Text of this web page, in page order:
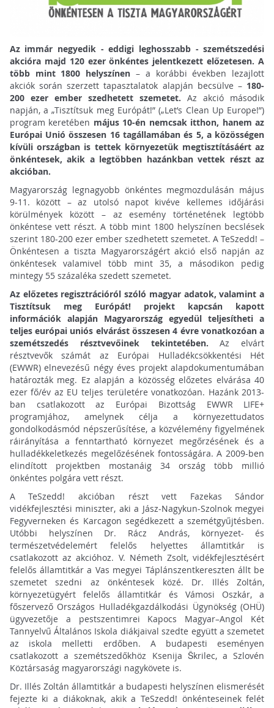
Az immár negyedik - eddigi leghosszabb - szemétszedési
akcióra majd 120 ezer önkéntes jelentkezett előzetesen. A
több mint 1800 helyszínen – a korábbi években lezajlott
akciók során szerzett tapasztalatok alapján becsülve – 180-
200 ezer ember szedhetett szemetet. Az akció második
napján, a „Tisztítsuk meg Európát!” („Let’s Clean Up Europe!”)
program keretében május 10-én nemcsak itthon, hanem az
Európai Unió összesen 16 tagállamában és 5, a közösségen
kívüli országban is tettek környezetük megtisztításáért az
önkéntesek, akik a legtöbben hazánkban vettek részt az
akcióban.
Magyarország legnagyobb önkéntes megmozdulásán május
9-11. között – az utolsó napot kivéve kellemes időjárási
körülmények között – az esemény történetének legtöbb
önkéntese vett részt. A több mint 1800 helyszínen becslések
szerint 180-200 ezer ember szedhetett szemetet. A TeSzedd! –
Önkéntesen a tiszta Magyarországért akció első napján az
önkéntesek valamivel több mint 35, a másodikon pedig
mintegy 55 százaléka szedett szemetet.
Az előzetes regisztrációról szóló magyar adatok, valamint a
Tisztítsuk meg Európát! projekt kapcsán kapott
információk alapján Magyarország egyedül teljesítheti a
teljes európai uniós elvárást összesen 4 évre vonatkozóan a
szemétszedés résztvevőinek tekintetében.Az elvárt
résztvevők számát az Európai Hulladékcsökkentési Hét
(EWWR) elnevezésű négy éves projekt alapdokumentumában
határozták meg. Ez alapján a közösség előzetes elvárása 40
ezer fő/év az EU teljes területére vonatkozóan. Hazánk 2013-
ban csatlakozott az Európai Bizottság EWWR LIFE+
programjához, amelynek célja a környezettudatos
gondolkodásmód népszerűsítése, a közvélemény figyelmének
ráirányítása a fenntartható környezet megőrzésének és a
hulladékkeletkezés megelőzésének fontosságára. A 2009-ben
elindított projektben mostanáig 34 ország több millió
önkéntes polgára vett részt.
A TeSzedd! akcióban részt vett Fazekas Sándor
vidékfejlesztési miniszter, aki a Jász-Nagykun-Szolnok megyei
Fegyverneken és Karcagon segédkezett a szemétgyűjtésben.
Utóbbi helyszínen Dr. Rácz András, környezet- és
természetvédelemért felelős helyettes államtitkár is
csatlakozott az akcióhoz. V. Németh Zsolt, vidékfejlesztésért
felelős államtitkár a Vas megyei Táplánszentkereszten állt be
szemetet szedni az önkéntesek közé. Dr. Illés Zoltán,
környezetügyért felelős államtitkár és Vámosi Oszkár, a
főszervező Országos Hulladékgazdálkodási Ügynökség (OHÜ)
ügyvezetője a pestszentimrei Kapocs Magyar–Angol Két
Tannyelvű Általános Iskola diákjaival szedte együtt a szemetet
az iskola melletti erdőben. A budapesti eseményen
csatlakozott a szemétszedőkhöz Ksenija Škrilec, a Szlovén
Köztársaság magyarországi nagykövete is.
Dr. Illés Zoltán államtitkár a budapesti helyszínen elismerését
fejezte ki a diákoknak, akik a TeSzedd! önkénteseinek felét